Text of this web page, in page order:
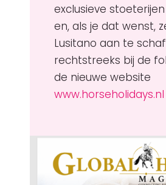
exclusieve
en, als je dat wenst,
Lusitano aan te
rechtstreeks bij de
de nieuwe website
www.horseholidays.nl